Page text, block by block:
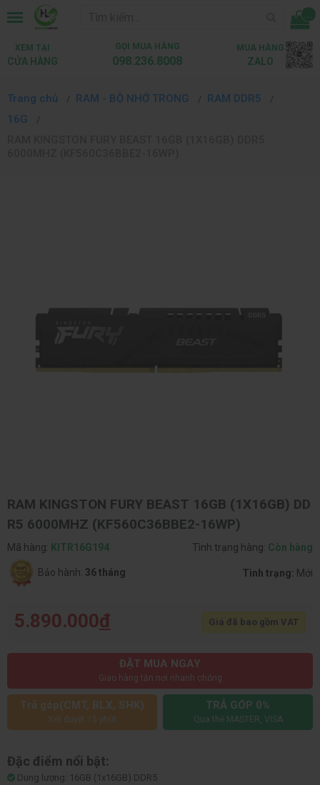
...
XEM TẠI
CỬA HÀNG
GỌI MUA HÀNG
098.236.8008
MUA HÀNG
ZALO
Trang chủ RAM - BỘ NHỚ TRONG
RAM DDR5
16G
RAM KINGSTON FURY BEAST 16GB (1X16GB) DD
R5 6000MHZ (KF560C36BBE2-16WP)
Mã hàng: KITR16G194 Tình trạng hàng: Còn hàng
Bảo hành: 36 tháng Tình trạng: Mới
5.890.000đ Giá đã bao gồm VAT
ĐẶT MUA NGAY
Giao hàng tận nơi nhanh chóng
Trả góp(CMT, BLX, SHK)
Xét duyệt 15 phút
TRẢ GÓP 0%
Qua thẻ MASTER, VISA
Đặc điểm nổi bật:
Dung lượng: 16GB (1x16GB) DDR5